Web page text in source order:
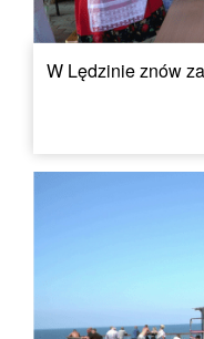
W Lędzinie znów